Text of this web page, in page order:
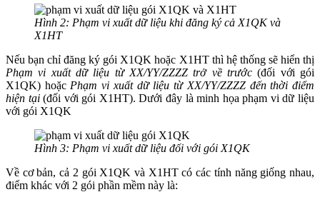
Hình 2: Phạm vi xuất dữ liệu khi đăng ký cả X1QK và
X1HT
Nếu bạn chỉ đăng ký gói X1QK hoặc X1HT thì hệ thống sẽ hiển thị
Phạm vi xuất dữ liệu từ XX/YY/ZZZZ trở về trước (đối với gói
X1QK) hoặc Phạm vi xuất dữ liệu từ XX/YY/ZZZZ đến thời điểm
hiện tại(đối với gói X1HT). Dưới đây là minh họa phạm vi dữ liệu
với gói X1QK
Hình 3: Phạm vi xuất dữ liệu đối với gói X1QK
Về cơ bản, cả 2 gói X1QK và X1HT có các tính năng giống nhau,
điểm khác với 2 gói phần mềm này là: